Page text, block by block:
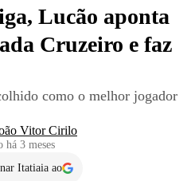
Lucão aponta
Cruzeiro e faz
como o melhor jogador
Vitor Cirilo
há 3 meses
Itatiaia ao